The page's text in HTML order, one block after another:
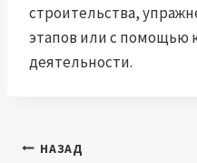
строительства,
этапов или с помощью
деятельности.
Навигация
НАЗАД